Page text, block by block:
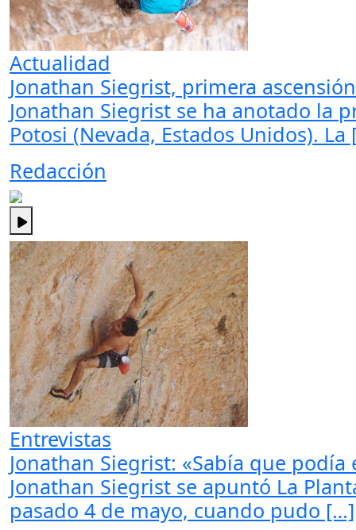
Actualidad
Jonathan Siegrist, primera
Jonathan Siegrist se ha anotado la
Potosi (Nevada, Estados Unidos).
Redacción
Entrevistas
Jonathan Siegrist: «Sabía que podía
Jonathan Siegrist se apuntó La
pasado 4 de mayo, cuando pudo […]